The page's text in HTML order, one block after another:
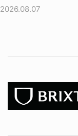
2026.08.07